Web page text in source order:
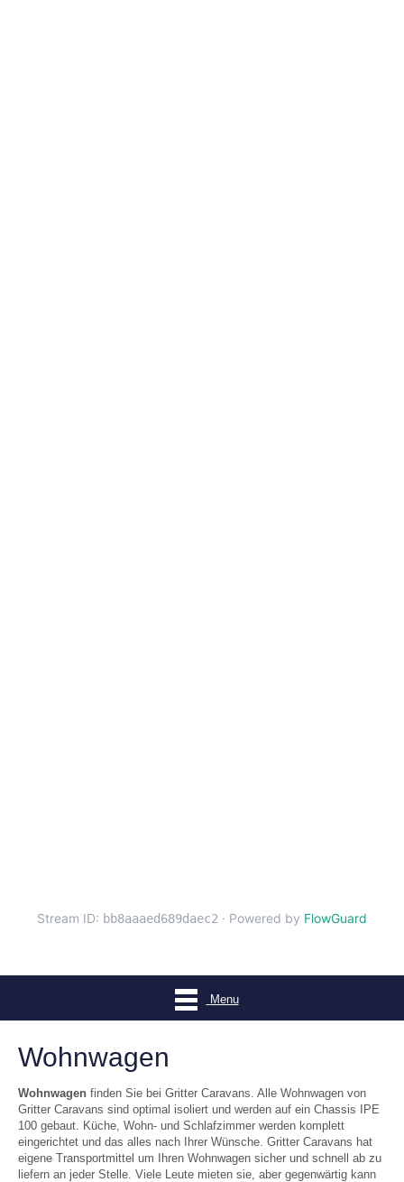
Menu
Wohnwagen
Wohnwagen finden Sie bei Gritter Caravans. Alle Wohnwagen von
Gritter Caravans sind optimal isoliert und werden auf ein Chassis IPE
100 gebaut. Küche, Wohn- und Schlafzimmer werden komplett
eingerichtet und das alles nach Ihrer Wünsche. Gritter Caravans hat
eigene Transportmittel um Ihren Wohnwagen sicher und schnell ab zu
liefern an jeder Stelle. Viele Leute mieten sie, aber gegenwärtig kann